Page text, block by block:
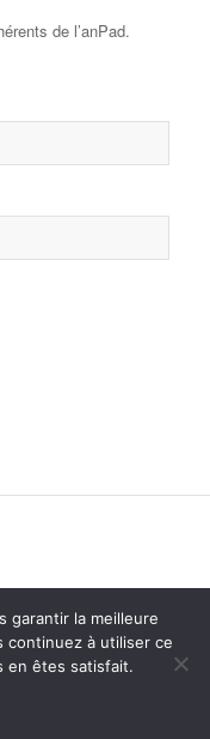
de l’anPad.
garantir la meilleure
continuez à utiliser ce
en êtes satisfait.